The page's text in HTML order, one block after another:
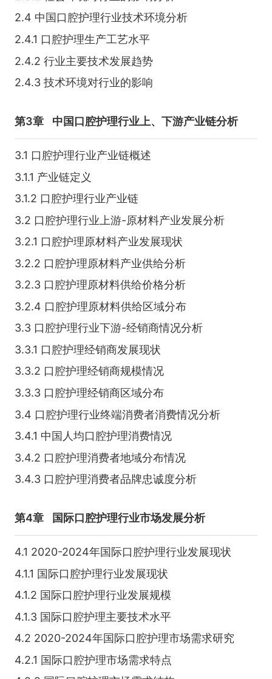
2.4 中国口腔护理行业技术环境分析
2.4.1 口腔护理生产工艺水平
2.4.2 行业主要技术发展趋势
2.4.3 技术环境对行业的影响
第3章 中国口腔护理行业上、下游产业链分析
3.1 口腔护理行业产业链概述
3.1.1 产业链定义
3.1.2 口腔护理行业产业链
3.2 口腔护理行业上游-原材料产业发展分析
3.2.1 口腔护理原材料产业发展现状
3.2.2 口腔护理原材料产业供给分析
3.2.3 口腔护理原材料供给价格分析
3.2.4 口腔护理原材料供给区域分布
3.3 口腔护理行业下游-经销商情况分析
3.3.1 口腔护理经销商发展现状
3.3.2 口腔护理经销商规模情况
3.3.3 口腔护理经销商区域分布
3.4 口腔护理行业终端消费者消费情况分析
3.4.1 中国人均口腔护理消费情况
3.4.2 口腔护理消费者地域分布情况
3.4.3 口腔护理消费者品牌忠诚度分析
第4章 国际口腔护理行业市场发展分析
4.1 2020-2024年国际口腔护理行业发展现状
4.1.1 国际口腔护理行业发展现状
4.1.2 国际口腔护理行业发展规模
4.1.3 国际口腔护理主要技术水平
4.2 2020-2024年国际口腔护理市场需求研究
4.2.1 国际口腔护理市场需求特点